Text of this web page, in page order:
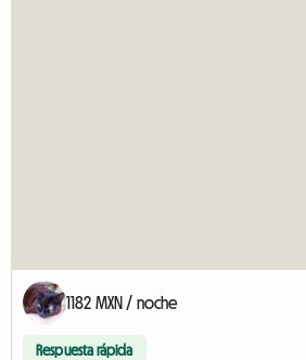
1182 MXN / noche
Respuesta rápida